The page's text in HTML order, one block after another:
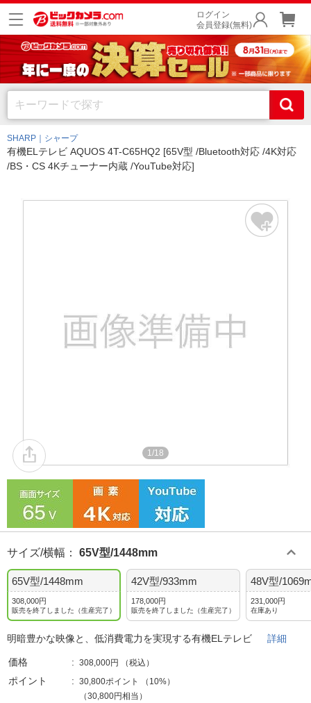
ログイン
会員登録(無料)
SHARP｜シャープ
有機ELテレビ AQUOS 4T-C65HQ2 [65V型 /Bluetooth対応 /4K対応
/BS・CS 4Kチューナー内蔵 /YouTube対応]
1/18
サイズ/横幅 ： 65V型/1448mm
65V型/1448mm
308,000円
販売を終了しました（生産完了）
42V型/933mm
178,000円
販売を終了しました（生産完了）
48V型/
231,000円
在庫あり
明暗豊かな映像と、低消費電力を実現する有機ELテレビ 詳細
価格 308,000円 （税込）
ポイント 30,800ポイント （ 10%）
（30,800円相当）